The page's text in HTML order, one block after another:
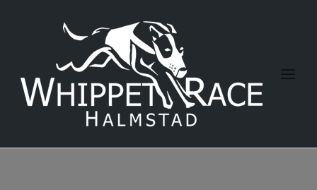
Halmstad Whippet Race